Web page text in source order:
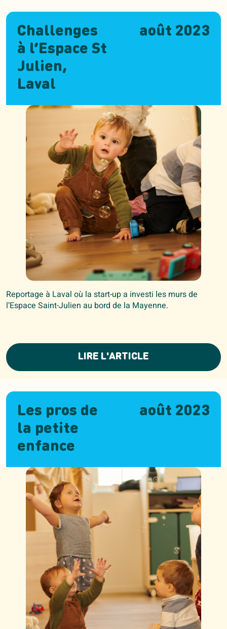
Challenges
à l’Espace St
Julien,
Laval
août 2023
Reportage à Laval où la start-up a investi les murs de
l’Espace Saint-Julien au bord de la Mayenne.
LIRE L'ARTICLE
Les pros de
la petite
enfance
août 2023